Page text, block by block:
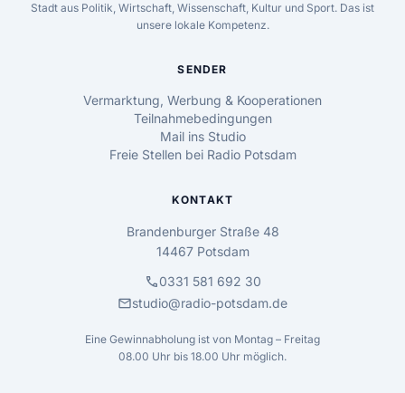
Stadt aus Politik, Wirtschaft, Wissenschaft, Kultur und Sport. Das ist
unsere lokale Kompetenz.
SENDER
Vermarktung, Werbung & Kooperationen
Teilnahmebedingungen
Mail ins Studio
Freie Stellen bei Radio Potsdam
KONTAKT
Brandenburger Straße 48
14467 Potsdam
call0331 581 692 30
mailstudio@radio-potsdam.de
Eine Gewinnabholung ist von Montag – Freitag
08.00 Uhr bis 18.00 Uhr möglich.